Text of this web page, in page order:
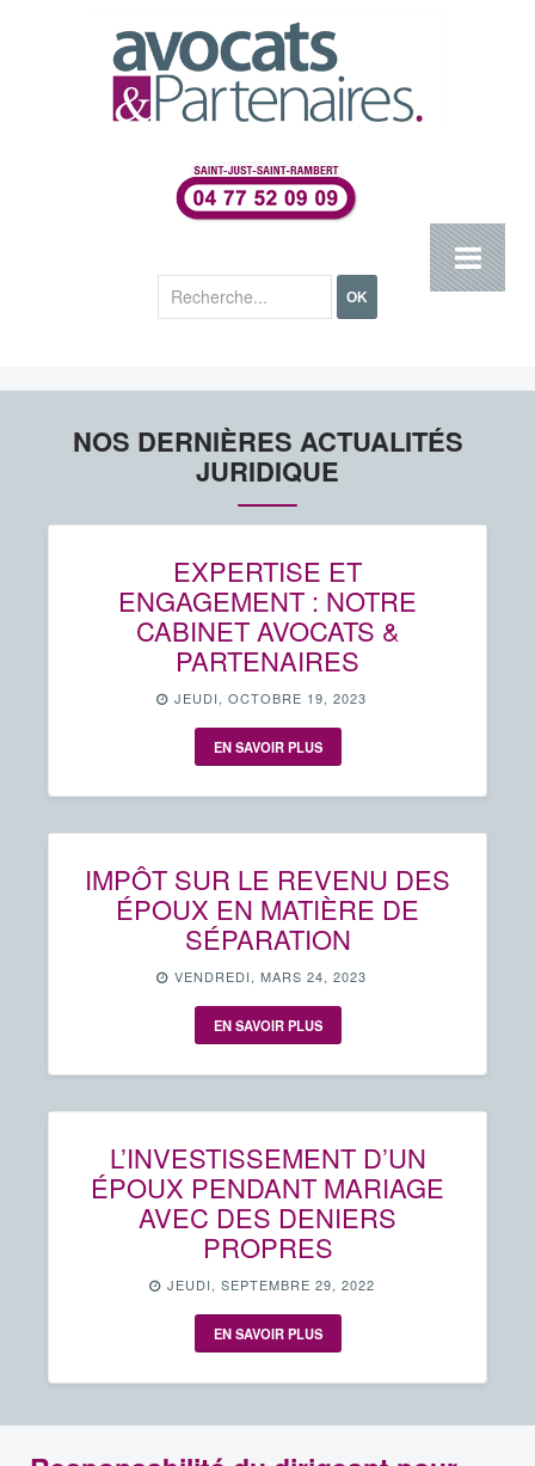
OK
NOS DERNIÈRES ACTUALITÉS
JURIDIQUE
EXPERTISE ET
ENGAGEMENT : NOTRE
CABINET AVOCATS &
PARTENAIRES
JEUDI, OCTOBRE 19, 2023
EN SAVOIR PLUS
IMPÔT SUR LE REVENU DES
ÉPOUX EN MATIÈRE DE
SÉPARATION
VENDREDI, MARS 24, 2023
EN SAVOIR PLUS
L’INVESTISSEMENT D’UN
ÉPOUX PENDANT MARIAGE
AVEC DES DENIERS
PROPRES
JEUDI, SEPTEMBRE 29, 2022
EN SAVOIR PLUS